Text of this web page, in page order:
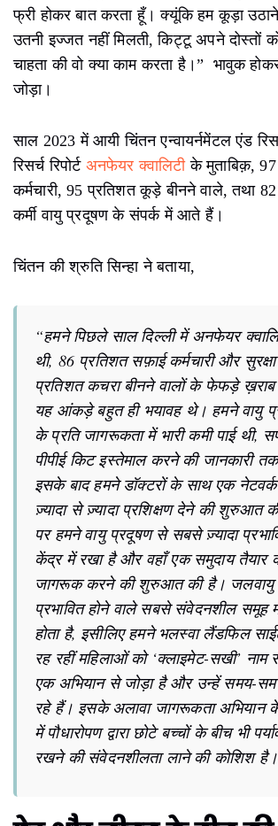
फ्री होकर बात करता हूँ। क्यूंकि हम कूड़ा
उतनी इज्जत नहीं मिलती, किट्टू अपने दोस्तों
चाहता की वो क्या काम करता है।” भावुक
जोड़ा।
साल 2023 में आयी चिंतन एन्वायर्नमेंटल एंड
रिसर्च रिपोर्ट अनफेयर क्वालिटीके मुताबिक़,
कर्मचारी, 95 प्रतिशत कूड़े बीनने वाले, तथा 82
कर्मी वायु प्रदूषण के संपर्क में आते हैं।
चिंतन की श्रुति सिन्हा ने बताया,
“हमने पिछले साल दिल्ली में अनफेयर
थी, 86 प्रतिशत सफ़ाई कर्मचारी और
प्रतिशत कचरा बीनने वालों के फेफड़े
यह आंकड़े बहुत ही भयावह थे। हमने वायु
के प्रति जागरूकता में भारी कमी पाई थी,
पीपीई किट इस्तेमाल करने की जानकारी
इसके बाद हमने डॉक्टरों के साथ एक
ज़्यादा से ज़्यादा प्रशिक्षण देने की शुरुआत
पर हमने वायु प्रदूषण से सबसे ज़्यादा
केंद्र में रखा है और वहाँ एक समुदाय तैयार
जागरूक करने की शुरुआत की है। जलवायु
प्रभावित होने वाले सबसे संवेदनशील समूह
होता है, इसीलिए हमने भलस्वा लैंडफिल
रह रहीं महिलाओं को ‘क्लाइमेट-सखी’ नाम
एक अभियान से जोड़ा है और उन्हें समय-
रहे हैं। इसके अलावा जागरूकता अभियान
में पौधारोपण द्वारा छोटे बच्चों के बीच भी
रखने की संवेदनशीलता लाने की कोशिश